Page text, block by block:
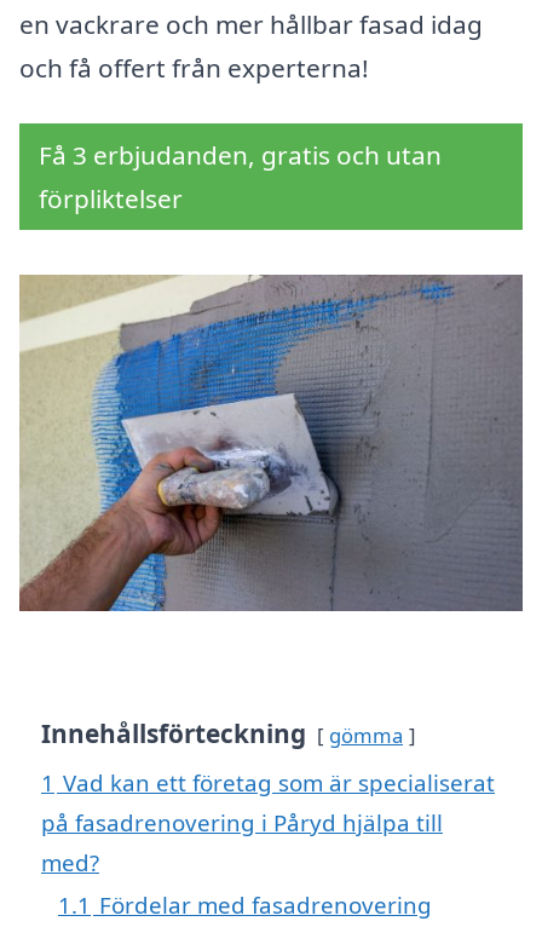
en vackrare och mer hållbar fasad idag
och få offert från experterna!
Få 3 erbjudanden, gratis och utan
förpliktelser
Innehållsförteckning gömma
1 Vad kan ett företag som är specialiserat
på fasadrenovering i Påryd hjälpa till
med?
1.1 Fördelar med fasadrenovering